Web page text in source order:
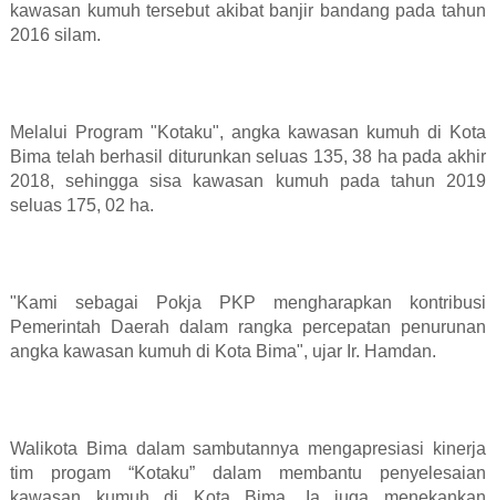
kawasan kumuh tersebut akibat banjir bandang pada tahun
2016 silam.
Melalui Program "Kotaku", angka kawasan kumuh di Kota
Bima telah berhasil diturunkan seluas 135, 38 ha pada akhir
2018, sehingga sisa kawasan kumuh pada tahun 2019
seluas 175, 02 ha.
"Kami sebagai Pokja PKP mengharapkan kontribusi
Pemerintah Daerah dalam rangka percepatan penurunan
angka kawasan kumuh di Kota Bima", ujar Ir. Hamdan.
Walikota Bima dalam sambutannya mengapresiasi kinerja
tim progam “Kotaku” dalam membantu penyelesaian